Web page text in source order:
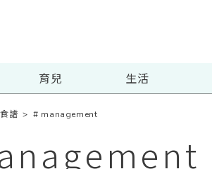
育兒 生活
譜 ># management